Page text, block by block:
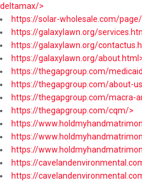
deltamax/>
https://solar-wholesale.com/
https://galaxylawn.org/
https://galaxylawn.org/
https://galaxylawn.org/
https://thegapgroup.com/
https://thegapgroup.com/about-
https://thegapgroup.com/macra-
https://thegapgroup.com/cqm/>
https://
https://
https://
https://
https://